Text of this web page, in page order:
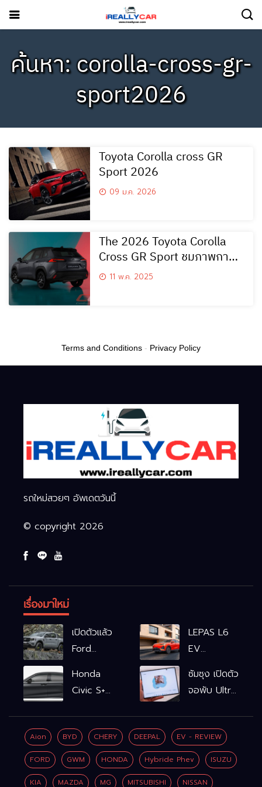
ค้นหา: corolla-cross-gr-
sport2026
Toyota Corolla cross GR
Sport 2026
09 ม.ค. 2026
The 2026 Toyota Corolla
Cross GR Sport ชมภาพการ
ออกแบบจากประเทศฟิลิปปินส์
11 พ.ค. 2025
Terms and Conditions - Privacy Policy
รถใหม่สวยๆ อัพเดตวันนี้
© copyright 2026
เรื่องมาใหม่
เปิดตัวแล้ว
Ford
WOLFTRAK
LEPAS L6
EV
L6 EV
Comfort
FWD
769,900
บาท L6 EV
Premium
FWD
Honda
Civic S+
จำลองเกียร์
เพิ่ม 2 หมื่น
บาท
ซัมซุง เปิดตัว
จอพับ Ultra
เชื่อมมือถือ-
นาฬิกา-แว่น
อัจฉริยะ
Aion BYD CHERY DEEPAL EV - REVIEW
FORD GWM HONDA Hybride Phev ISUZU
KIA MAZDA MG MITSUBISHI NISSAN